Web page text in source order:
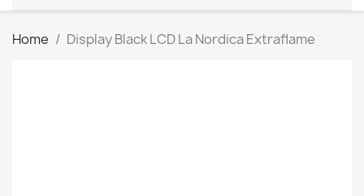
Home Display Black LCD La Nordica Extraflame